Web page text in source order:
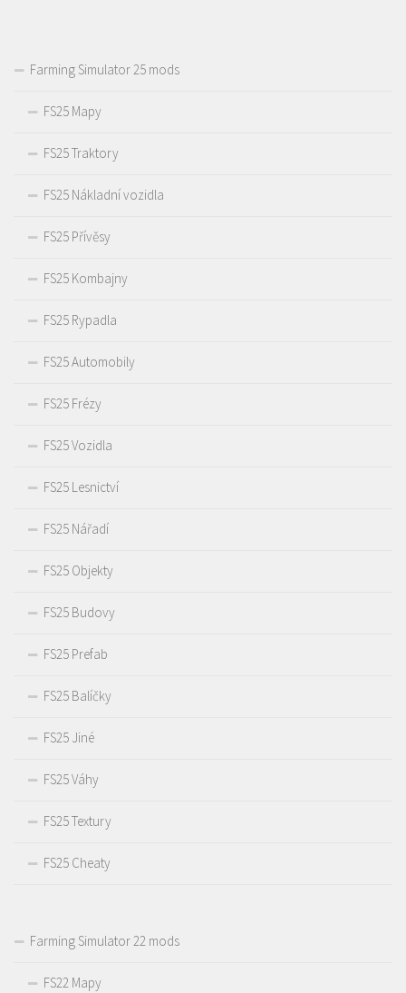
Farming Simulator 25 mods
FS25 Mapy
FS25 Traktory
FS25 Nákladní vozidla
FS25 Přívěsy
FS25 Kombajny
FS25 Rypadla
FS25 Automobily
FS25 Frézy
FS25 Vozidla
FS25 Lesnictví
FS25 Nářadí
FS25 Objekty
FS25 Budovy
FS25 Prefab
FS25 Balíčky
FS25 Jiné
FS25 Váhy
FS25 Textury
FS25 Cheaty
Farming Simulator 22 mods
FS22 Mapy